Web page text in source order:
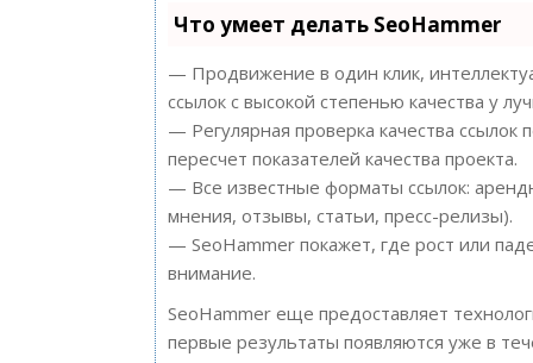
Что умеет делать SeoHammer
— Продвижение в один клик,
ссылок с высокой степенью качества у
— Регулярная проверка качества
пересчет показателей качества проекта.
— Все известные форматы ссылок:
мнения, отзывы, статьи, пресс-релизы).
— SeoHammer покажет, где рост или
внимание.
SeoHammer еще предоставляет
первые результаты появляются уже в